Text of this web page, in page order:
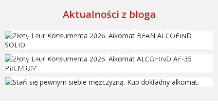
Aktualności z bloga
Złoty Laur Konsumenta 2026. Alkomat BEAN
ALCOFIND SOLID
Złoty Laur Konsumenta 2025. Alkomat ALCOFIND
AF-35 PREMIUM
Stań się pewnym siebie mężczyzną. Kup dokładny
alkomat.